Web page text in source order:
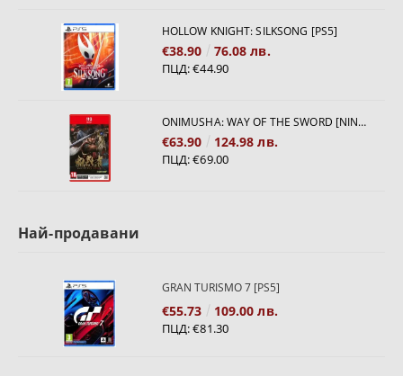
HOLLOW KNIGHT: SILKSONG [PS5]
€38.90 76.08 лв.
ПЦД:€44.90
ONIMUSHA: WAY OF THE SWORD [NINTENDO SWITCH 2]
€63.90 124.98 лв.
ПЦД:€69.00
Най-продавани
GRAN TURISMO 7 [PS5]
€55.73 109.00 лв.
ПЦД:€81.30